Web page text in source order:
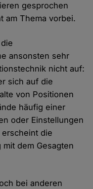
gesprochen
am Thema vorbei.
ansonsten sehr
nicht auf:
sich auf die
von Positionen
häufig einer
oder Einstellungen
die
dem Gesagten
bei anderen